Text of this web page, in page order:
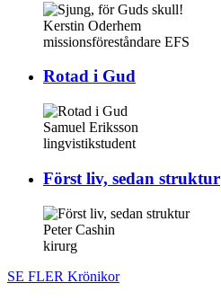
Kerstin Oderhem
missionsföreståndare EFS
Rotad i Gud
Samuel Eriksson
lingvistikstudent
Först liv, sedan struktur
Peter Cashin
kirurg
SE FLER Krönikor